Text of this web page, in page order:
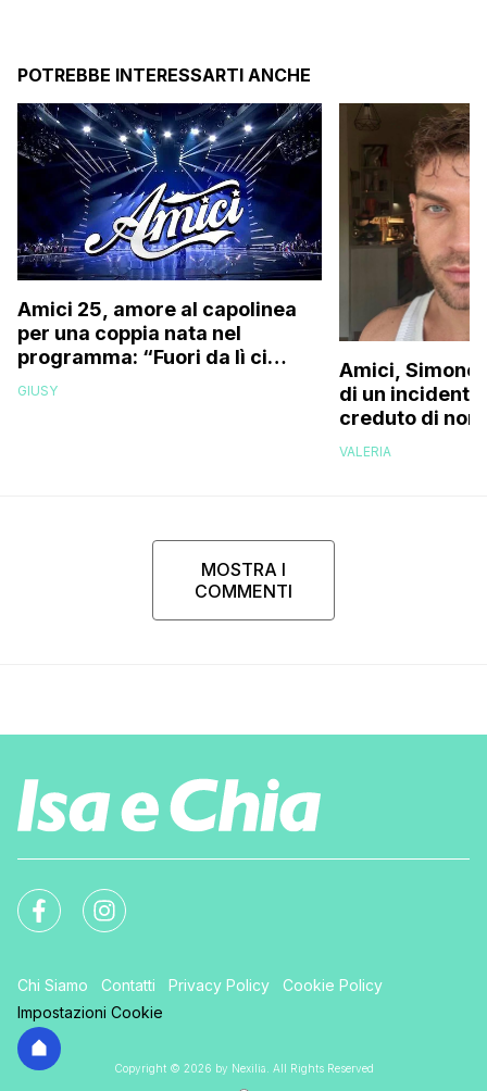
POTREBBE INTERESSARTI ANCHE
Amici 25, amore al capolinea
per una coppia nata nel
programma: “Fuori da lì ci
siamo resi conto che…”
GIUSY
Amici, Simone
di un incidente
creduto di
più la mia
VALERIA
MOSTRA I
COMMENTI
Chi Siamo Contatti Privacy Policy
Cookie Policy
Impostazioni Cookie
Copyright © 2026 by Nexilia. All Rights Reserved